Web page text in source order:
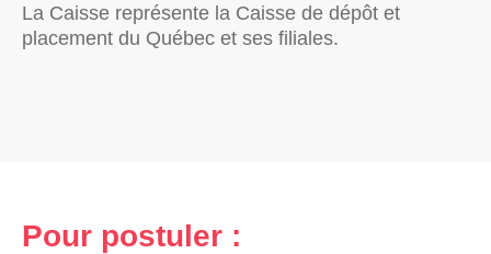
La Caisse représente la Caisse de dépôt et
placement du Québec et ses filiales.
Pour postuler :